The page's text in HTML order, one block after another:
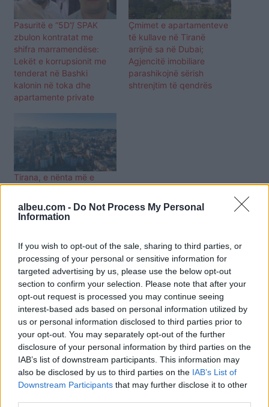
albeu.com - Do Not Process My Personal
Information
If you wish to opt-out of the sale, sharing to third parties, or
processing of your personal or sensitive information for
targeted advertising by us, please use the below opt-out
section to confirm your selection. Please note that after your
opt-out request is processed you may continue seeing
interest-based ads based on personal information utilized by
us or personal information disclosed to third parties prior to
your opt-out. You may separately opt-out of the further
disclosure of your personal information by third parties on the
IAB’s list of downstream participants. This information may
also be disclosed by us to third parties on the IAB’s List of
Downstream Participants that may further disclose it to other
Pasuritë e “5D”/ SPAK
zbulon kontratat me
shifra marramendëse:
Lekët e korrupsionit me
tenderat në Bashki
kalonin në toka dhe
apartamente private
Çmimet e apartamenteve
të kullave në Tiranë
arrijnë sa në Dubai;
Agjencitë imobiliare
parashikojnë sërish
shtrenjtim të qendrës
Tirana, e nënta më e
fuqinë blerëse, çmime të
njëjta banese me